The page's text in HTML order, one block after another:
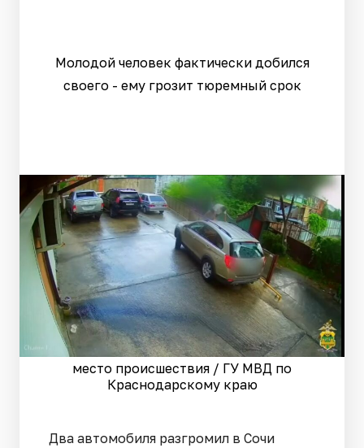
Молодой человек фактически добился
своего - ему грозит тюремный срок
место происшествия / ГУ МВД по
Краснодарскому краю
Два автомобиля разгромил в Сочи